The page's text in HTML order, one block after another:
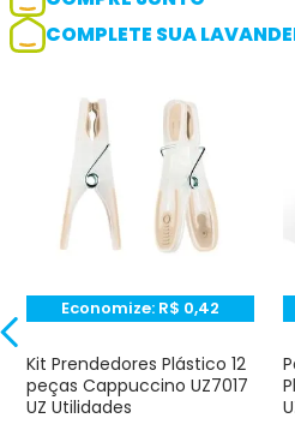
Adicionar
Avaliação
Avalie o produto de 1
★ ★★ ☆☆
Endereço de e-mail
COMPLETE SUA
Economize: R$ 0,42
Kit Prendedores Plástico 12
peças Cappuccino UZ7017
UZ Utilidades